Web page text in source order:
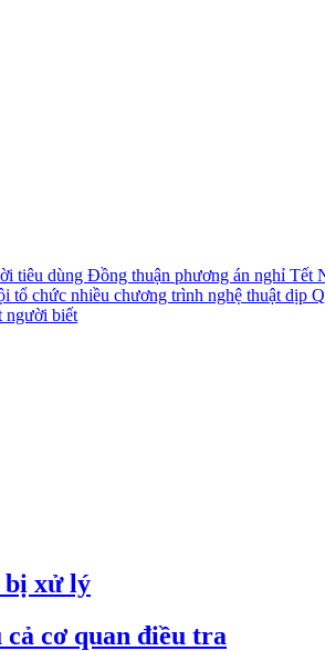
tiêu dùng Đồng thuận phương án nghỉ Tết
tổ chức nhiều chương trình nghệ thuật dịp
người biết
bị xử lý
cơ quan điều tra